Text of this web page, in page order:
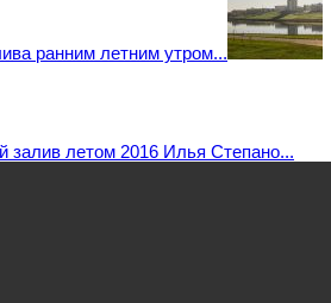
ранним летним утром...
залив летом 2016 Илья Степано...